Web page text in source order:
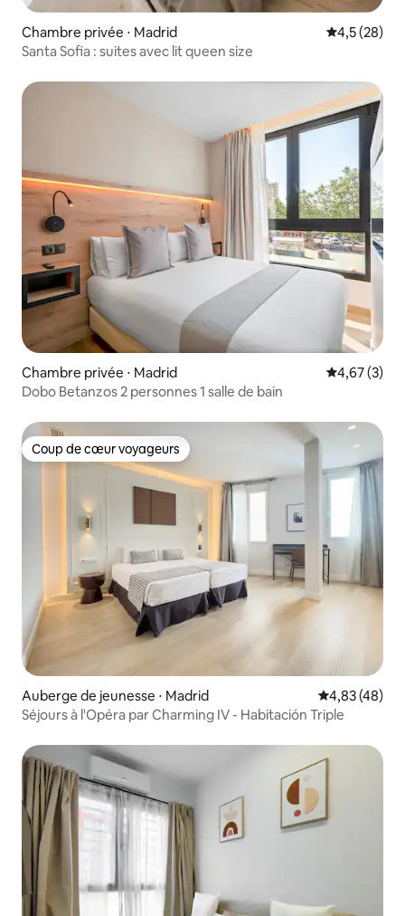
Chambre privée ⋅ Madrid Évaluation
4,5 (28)
Santa Sofia : suites avec lit queen size
Chambre privée ⋅ Madrid Évaluation
4,67 (3)
Dobo Betanzos 2 personnes 1 salle de bain
Coup de cœur voyageurs
Coup de cœur voyageurs
Auberge de jeunesse ⋅ Madrid Évaluation
4,83 (48)
Séjours à l'Opéra par Charming IV - Habitación Triple